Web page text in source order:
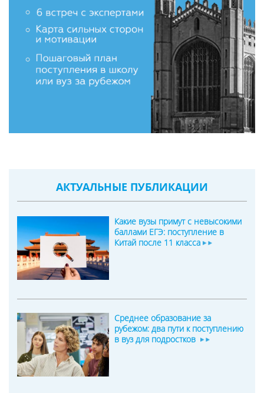
АКТУАЛЬНЫЕ ПУБЛИКАЦИИ
Какие вузы примут с невысокими
баллами ЕГЭ: поступление в
Китай после 11 класса
Среднее образование за
рубежом: два пути к поступлению
в вуз для подростков